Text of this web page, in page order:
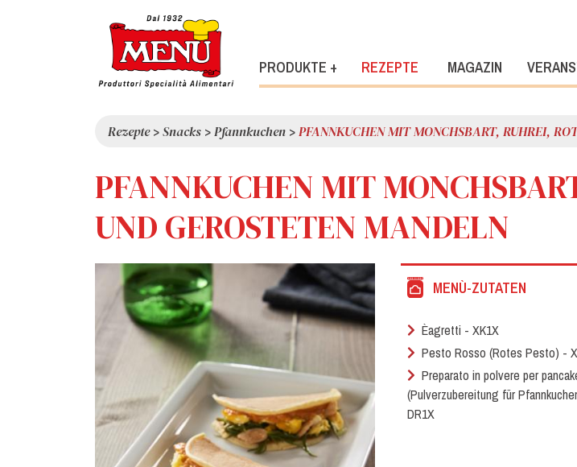
PRODUKTE + REZEPTE MAGAZIN
Rezepte>Snacks >Pfannkuchen >PFANNKUCHEN MIT MONCHSBART, RUHREI,
PFANNKUCHEN MIT
UND GEROSTETEN MANDELN
MENÙ-ZUTATEN
Èagretti - XK1X
Pesto Rosso (Rotes Pesto) -
Preparato in polvere per
(Pulverzubereitung für
DR1X